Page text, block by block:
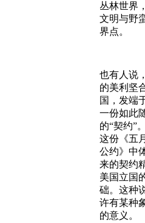
丛林世界
文明与野
界点。
也有人说
的美利坚
国，发端
一份如此
的“契约”
这份《五
公约》中
来的契约
美国立国
础。这种
许有某种
的意义。